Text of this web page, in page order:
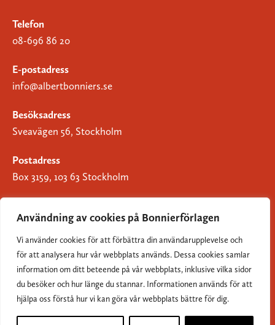
Användning av cookies på Bonnierförlagen
Vi använder cookies för att förbättra din användarupplevelse och
för att analysera hur vår webbplats används. Dessa cookies samlar
information om ditt beteende på vår webbplats, inklusive vilka sidor
du besöker och hur länge du stannar. Informationen används för att
hjälpa oss förstå hur vi kan göra vår webbplats bättre för dig.
Telefon
08-696 86 20
E-postadress
info@albertbonniers.se
Besöksadress
Sveavägen 56, Stockholm
Postadress
Box 3159, 103 63 Stockholm
Om Bonnierförlagen
Cookies
Integritetspolicy